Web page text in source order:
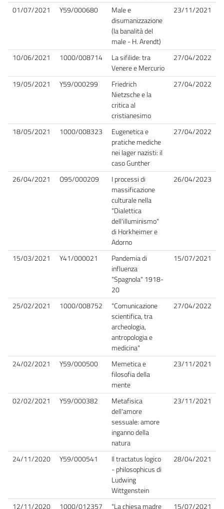
01/07/2021 Y59/000680
Male e
disumanizzazione
(la banalità del
male - H. Arendt)
23/11/2021
10/06/2021 1000/008714
La sifilide: tra
Venere e Mercurio
27/04/2022
19/05/2021 Y59/000299
Friedrich
Nietzsche e la
critica al
cristianesimo
27/04/2022
18/05/2021 1000/008323
Eugenetica e
pratiche mediche
nei lager nazisti: il
caso Gunther
27/04/2022
26/04/2021 O95/000209
I processi di
massificazione
culturale nella
"Dialettica
dell'illuminismo"
di Horkheimer e
Adorno
26/04/2023
15/03/2021 Y41/000021
Pandemia di
influenza
"Spagnola" 1918-
20
15/07/2021
25/02/2021 1000/008752
"Comunicazione
scientifica, tra
archeologia,
antropologia e
medicina"
27/04/2022
24/02/2021 Y59/000500
Memetica e
filosofia della
mente
23/11/2021
02/02/2021 Y59/000382
Metafisica
dell'amore
sessuale: amore
inganno della
natura
23/11/2021
24/11/2020 Y59/000541
Il tractatus logico
- philosophicus di
Ludwing
Wittgenstein
28/04/2021
12/11/2020 1000/012357 "La chiesa madre 15/07/2021